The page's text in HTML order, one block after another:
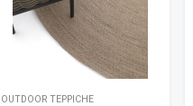
OUTDOOR TEPPICHE